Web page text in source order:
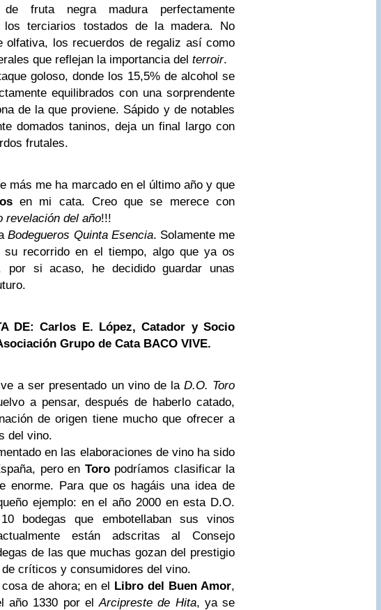
fruta negra madura perfectamente
los terciarios tostados de la madera. No
olfativa, los recuerdos de regaliz así como
que reflejan la importancia del terroir.
goloso, donde los 15,5% de alcohol se
equilibrados con una sorprendente
de la que proviene. Sápido y de notables
domados taninos, deja un final largo con
frutales.
más me ha marcado en el último año y que
en mi cata. Creo que se merece con
revelación del año!!!
Bodegueros Quinta Esencia. Solamente me
su recorrido en el tiempo, algo que ya os
por si acaso, he decidido guardar unas
DE: Carlos E. López, Catador y Socio
Grupo de Cata BACO VIVE.
a ser presentado un vino de la D.O. Toro
a pensar, después de haberlo catado,
de origen tiene mucho que ofrecer a
del vino.
en las elaboraciones de vino ha sido
pero en Toropodríamos clasificar la
enorme. Para que os hagáis una idea de
ejemplo: en el año 2000 en esta D.O.
bodegas que embotellaban sus vinos
están adscritas al Consejo
de las que muchas gozan del prestigio
críticos y consumidores del vino.
de ahora; en el Libro del Buen Amor,
año 1330 por elArcipreste de Hita, ya se